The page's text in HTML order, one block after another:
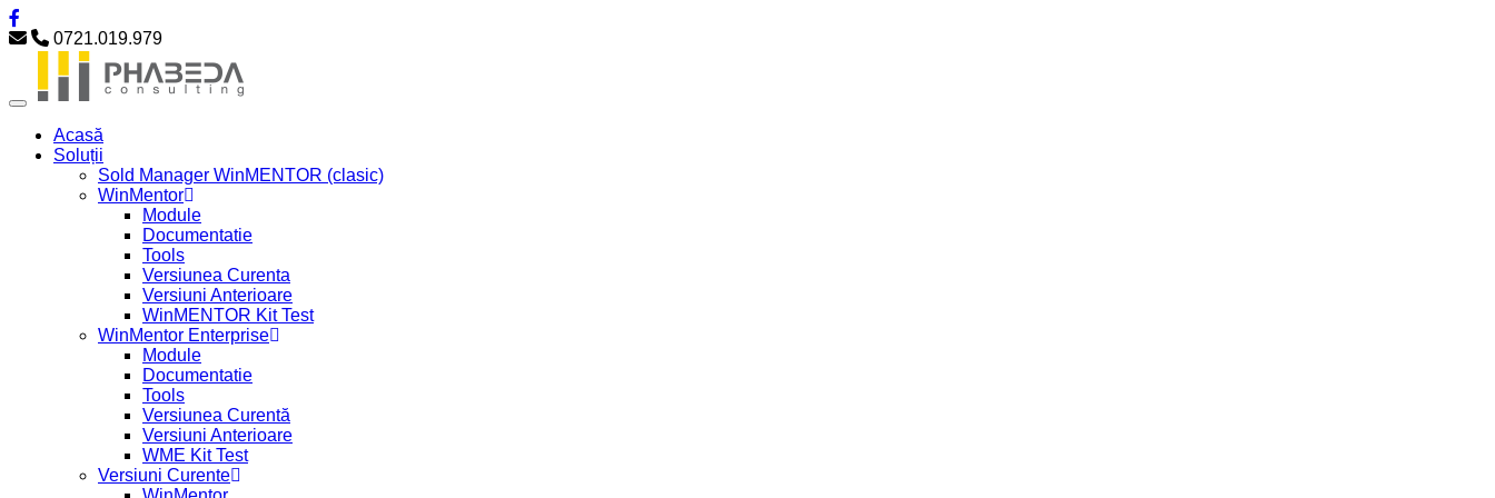
0721.019.979
Acasă
Soluții
Sold Manager WinMENTOR (clasic)
WinMentor
Module
Documentatie
Tools
Versiunea Curenta
Versiuni Anterioare
WinMENTOR Kit Test
WinMentor Enterprise
Module
Documentatie
Tools
Versiunea Curentă
Versiuni Anterioare
WME Kit Test
Versiuni Curente